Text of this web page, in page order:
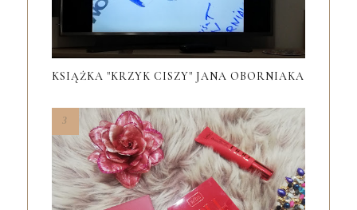
KSIĄŻKA "KRZYK CISZY" JANA OBORNIAKA